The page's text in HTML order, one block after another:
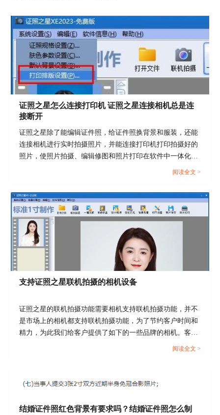
也可以通过“自定义尺寸裁切”来裁剪照片。点
置像素的宽度和高度，如果选择“保持原图高宽比
例”，则调整高度或宽度时，宽度和高度也会同比
例发生变动，点击“确定”按钮，按钮弹出“自由裁
切工具”，拖动裁切框至合适的大小和位置，点
击“确定”完成照片裁切。
证照之星怎么连接打印机 证照之星连接相机总是连
接断开
证照之星除了能编辑证件照，给证件照换背景和服装，还能
连接相机进行实时拍摄照片，并能连接打印机打印拍摄好的
照片，使照片拍摄、编辑修图和照片打印在软件中一体化操
作。那么证件照如何在证照之星中拍摄和打印呢？这篇文章
是连接断开。...
阅读全文 >
支持证照之星联机拍摄的相机设备
证照之星的联机拍摄功能需要相机支持联机拍摄功能，并不
是市场上的相机都支持联机拍摄功能，为了节约客户时间和
精力，为此我们给客户提供了如下的一些品牌的相机。客户
可以考虑下面提供的一下相机型号，更多的相机型号也可以
阅读全文 >
结婚证件照红色背景有要求吗？结婚证件照怎么制